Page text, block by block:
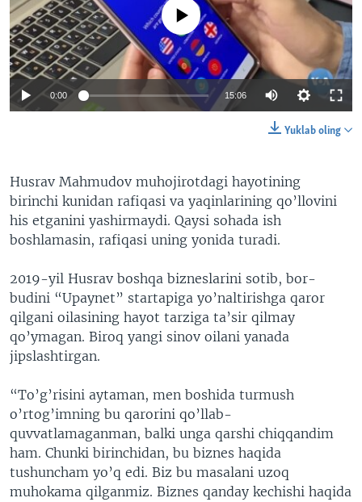
No media source currently available
0:00 15:06
Yuklab oling
Husrav Mahmudov muhojirotdagi hayotining
birinchi kunidan rafiqasi va yaqinlarining qo’llovini
his etganini yashirmaydi. Qaysi sohada ish
boshlamasin, rafiqasi uning yonida turadi.
2019-yil Husrav boshqa bizneslarini sotib, bor-
budini “Upaynet” startapiga yo’naltirishga qaror
qilgani oilasining hayot tarziga ta’sir qilmay
qo’ymagan. Biroq yangi sinov oilani yanada
jipslashtirgan.
“To’g’risini aytaman, men boshida turmush
o’rtog’imning bu qarorini qo’llab-
quvvatlamaganman, balki unga qarshi chiqqandim
ham. Chunki birinchidan, bu biznes haqida
tushuncham yo’q edi. Biz bu masalani uzoq
muhokama qilganmiz. Biznes qanday kechishi haqida